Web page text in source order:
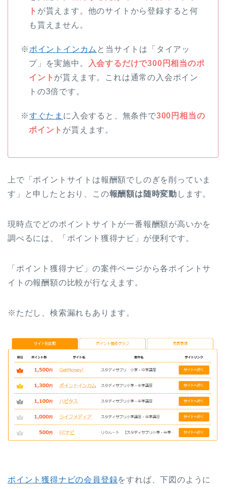
ト が貰えます。他のサイトから登録すると何
も貰えません。
※ ポイントインカム と当サイトは「タイアッ
プ」を実施中。
入会するだけで300円相当のポ
イント が貰えます。これは通常の入会ポイン
トの3倍です。
※すぐたま に入会すると、無条件で300円相当の
ポイント が貰えます。
上で「ポイントサイトは報酬額でしのぎを削っていま
す」と申したとおり、この報酬額は随時変動 します。
現時点でどのポイントサイトが一番報酬額が高いかを
調べるには、「ポイント獲得ナビ」が便利です。
「ポイント獲得ナビ」の案件ページから各ポイントサ
イトの報酬額の比較が行なえます。
※ただし、検索漏れもあります。
ポイント獲得ナビの会員登録をすれば、下図のように